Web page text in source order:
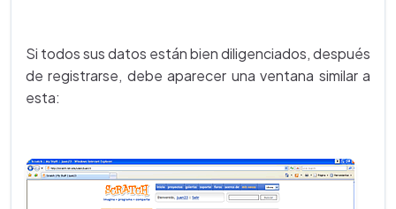
Si todos sus datos están bien diligenciados, después
de registrarse, debe aparecer una ventana similar a
esta: